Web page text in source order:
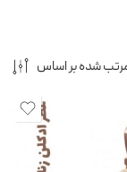
شده بر اساس